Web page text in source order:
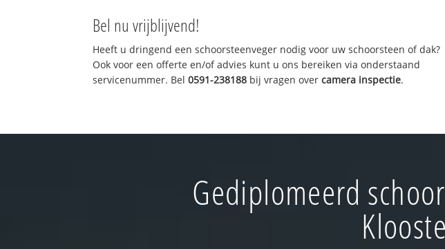
Bel nu vrijblijvend!
Heeft u dringend een schoorsteenveger nodig voor uw schoorsteen of dak?
Ook voor een offerte en/of advies kunt u ons bereiken via onderstaand
servicenummer. Bel0591-238188 bij vragen overcamera inspectie.
Gediplomeerd